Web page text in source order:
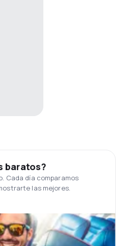
baratos?
Cada día comparamos
las mejores.